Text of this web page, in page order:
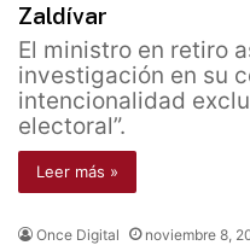
Zaldívar
El ministro en retiro
investigación en su
intencionalidad
electoral”.
Leer más »
Once Digital noviembre 8,